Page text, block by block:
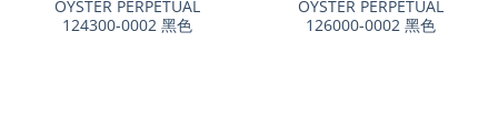
OYSTER PERPETUAL
124300-0002 黑色
OYSTER PERPETUAL
126000-0002 黑色